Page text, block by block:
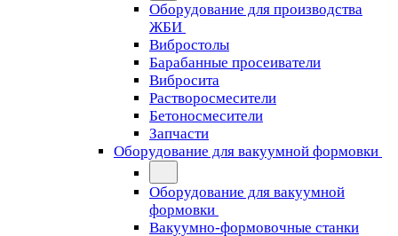
Оборудование для производства
ЖБИ
Вибростолы
Барабанные просеиватели
Вибросита
Растворосмесители
Бетоносмесители
Запчасти
Оборудование для вакуумной формовки
Оборудование для вакуумной
формовки
Вакуумно-формовочные станки